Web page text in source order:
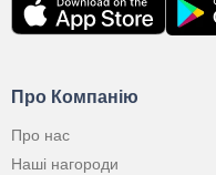
Про Компанію
Про нас
Наші нагороди